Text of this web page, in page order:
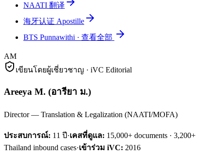
NAATI 翻译
海牙认证 Apostille
BTS Punnawithi · 查看全部
AM
เขียนโดยผู้เชี่ยวชาญ · iVC Editorial
Areeya M. (อารียา ม.)
Director — Translation & Legalization (NAATI/MOFA)
ประสบการณ์: 11 ปี·เคสที่ดูแล: 15,000+ documents · 3,200+
Thailand inbound cases·เข้าร่วม iVC: 2016